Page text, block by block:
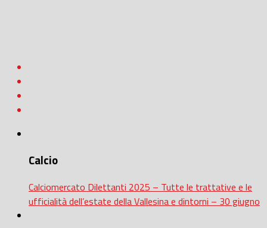
Calcio
Calciomercato Dilettanti 2025 – Tutte le trattative e le
ufficialità dell’estate della Vallesina e dintorni – 30 giugno